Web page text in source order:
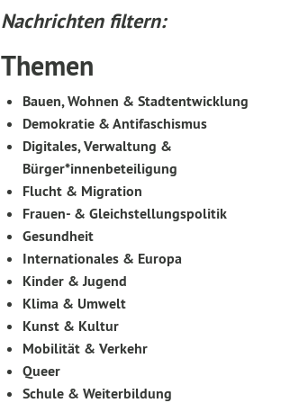
Nachrichten filtern:
Themen
Bauen, Wohnen & Stadtentwicklung
Demokratie & Antifaschismus
Digitales, Verwaltung &
Bürger*innenbeteiligung
Flucht & Migration
Frauen- & Gleichstellungspolitik
Gesundheit
Internationales & Europa
Kinder & Jugend
Klima & Umwelt
Kunst & Kultur
Mobilität & Verkehr
Queer
Schule & Weiterbildung